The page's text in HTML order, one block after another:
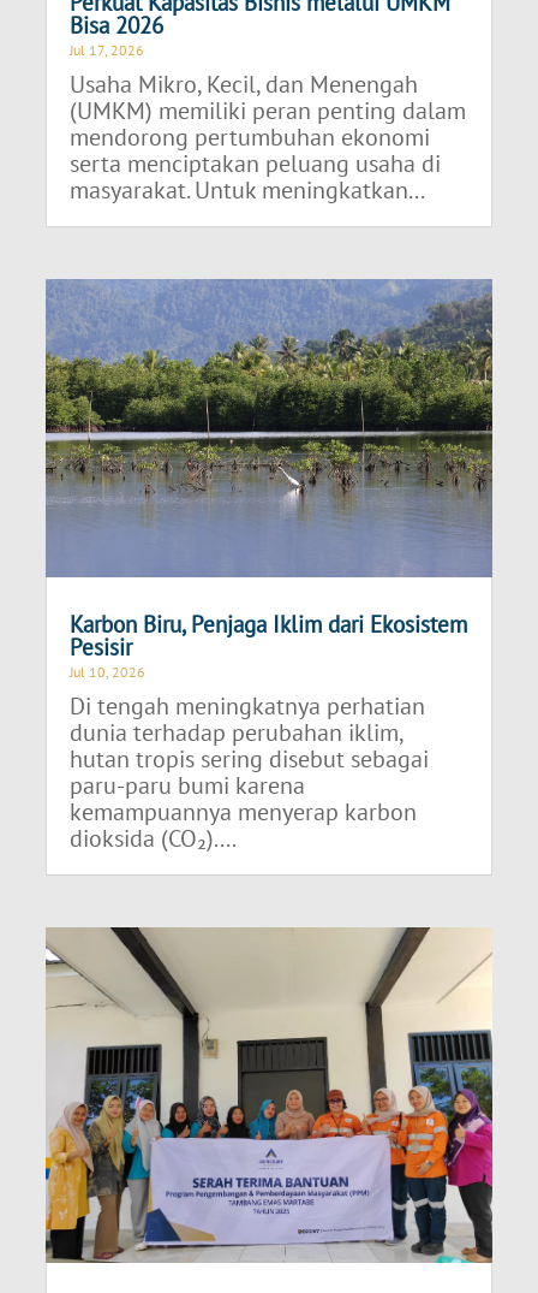
Bisa 2026
Jul 17, 2026
Usaha Mikro, Kecil, dan Menengah
(UMKM) memiliki peran penting dalam
mendorong pertumbuhan ekonomi
serta menciptakan peluang usaha di
masyarakat. Untuk meningkatkan...
Karbon Biru, Penjaga Iklim dari Ekosistem
Pesisir
Jul 10, 2026
Di tengah meningkatnya perhatian
dunia terhadap perubahan iklim,
hutan tropis sering disebut sebagai
paru-paru bumi karena
kemampuannya menyerap karbon
dioksida (CO₂)....